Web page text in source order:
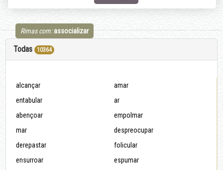
Rimas com: assocializar
Todas 10364
alcançar
amar
entabular
ar
abençoar
empolmar
mar
despreocupar
derepastar
folicular
ensurroar
espumar